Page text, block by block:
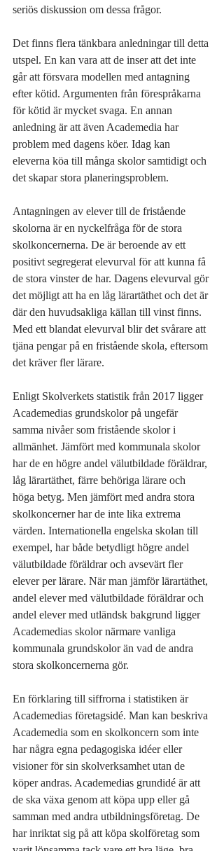
seriös diskussion om dessa frågor.
Det finns flera tänkbara anledningar till detta
utspel. En kan vara att de inser att det inte
går att försvara modellen med antagning
efter kötid. Argumenten från förespråkarna
för kötid är mycket svaga. En annan
anledning är att även Academedia har
problem med dagens köer. Idag kan
eleverna köa till många skolor samtidigt och
det skapar stora planeringsproblem.
Antagningen av elever till de fristående
skolorna är en nyckelfråga för de stora
skolkoncernerna. De är beroende av ett
positivt segregerat elevurval för att kunna få
de stora vinster de har. Dagens elevurval gör
det möjligt att ha en låg lärartäthet och det är
där den huvudsakliga källan till vinst finns.
Med ett blandat elevurval blir det svårare att
tjäna pengar på en fristående skola, eftersom
det kräver fler lärare.
Enligt Skolverkets statistik från 2017 ligger
Academedias grundskolor på ungefär
samma nivåer som fristående skolor i
allmänhet. Jämfört med kommunala skolor
har de en högre andel välutbildade föräldrar,
låg lärartäthet, färre behöriga lärare och
höga betyg. Men jämfört med andra stora
skolkoncerner har de inte lika extrema
värden. Internationella engelska skolan till
exempel, har både betydligt högre andel
välutbildade föräldrar och avsevärt fler
elever per lärare. När man jämför lärartäthet,
andel elever med välutbildade föräldrar och
andel elever med utländsk bakgrund ligger
Academedias skolor närmare vanliga
kommunala grundskolor än vad de andra
stora skolkoncernerna gör.
En förklaring till siffrorna i statistiken är
Academedias företagsidé. Man kan beskriva
Academedia som en skolkoncern som inte
har några egna pedagogiska idéer eller
visioner för sin skolverksamhet utan de
köper andras. Academedias grundidé är att
de ska växa genom att köpa upp eller gå
samman med andra utbildningsföretag. De
har inriktat sig på att köpa skolföretag som